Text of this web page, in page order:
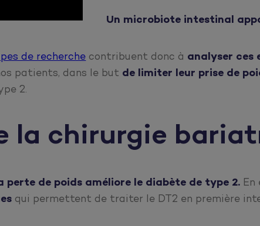
Un microbiote intestinal
de recherche contribuent donc à analyser ces
patients, dans le but de limiter leur prise de
2.
la chirurgie
perte de poids améliore le diabète de type 2.
qui permettent de traiter le DT2 en première